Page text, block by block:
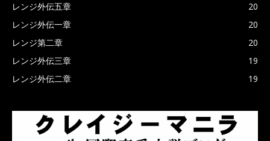
レンジ外伝五章
20
レンジ外伝一章
20
レンジ第二章
20
レンジ外伝三章
19
レンジ外伝二章
19